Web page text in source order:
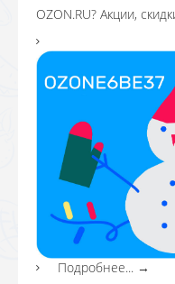
OZON.RU? Акции,
Подробнее... →